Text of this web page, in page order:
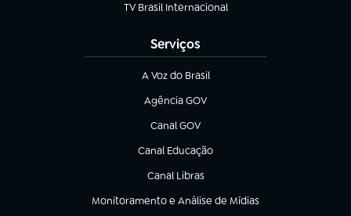
TV Brasil Internacional
(abre em nova aba)
Serviços
A Voz do Brasil
(abre em nova aba)
Agência GOV
(abre em nova aba)
Canal GOV
(abre em nova aba)
Canal Educação
(abre em nova aba)
Canal Libras
(abre em nova aba)
Monitoramento e Análise de Mídias
(abre em nova aba)